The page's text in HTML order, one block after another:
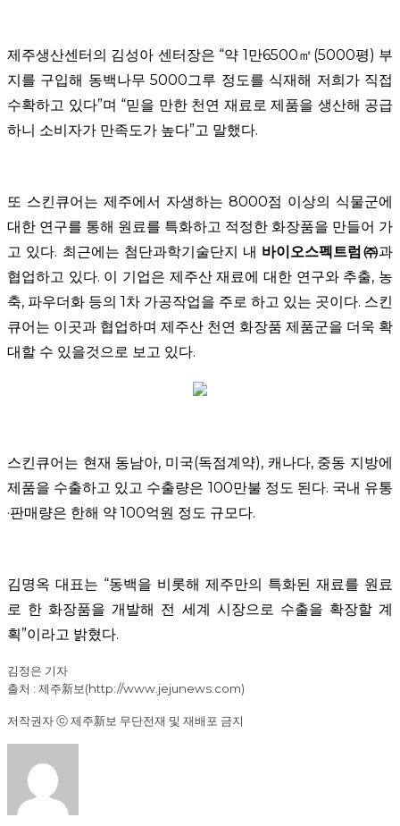
제주생산센터의 김성아 센터장은 “약 1만6500㎡(5000평) 부
지를 구입해 동백나무 5000그루 정도를 식재해 저희가 직접
수확하고 있다”며 “믿을 만한 천연 재료로 제품을 생산해 공급
하니 소비자가 만족도가 높다”고 말했다.
또 스킨큐어는 제주에서 자생하는 8000점 이상의 식물군에
대한 연구를 통해 원료를 특화하고 적정한 화장품을 만들어 가
고 있다. 최근에는 첨단과학기술단지 내 바이오스펙트럼㈜과
협업하고 있다. 이 기업은 제주산 재료에 대한 연구와 추출, 농
축, 파우더화 등의 1차 가공작업을 주로 하고 있는 곳이다. 스킨
큐어는 이곳과 협업하며 제주산 천연 화장품 제품군을 더욱 확
대할 수 있을것으로 보고 있다.
스킨큐어는 현재 동남아, 미국(독점계약), 캐나다, 중동 지방에
제품을 수출하고 있고 수출량은 100만불 정도 된다. 국내 유통
·판매량은 한해 약 100억원 정도 규모다.
김명옥 대표는 “동백을 비롯해 제주만의 특화된 재료를 원료
로 한 화장품을 개발해 전 세계 시장으로 수출을 확장할 계
획”이라고 밝혔다.
김정은 기자
출처 : 제주新보(http://www.jejunews.com)
저작권자 ⓒ 제주新보 무단전재 및 재배포 금지